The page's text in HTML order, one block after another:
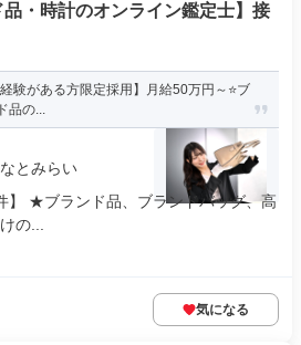
・時計のオンライン鑑定士】接
験がある方限定採用】月給50万円～⭐ブ
品の...
とみらい
】 ★ブランド品、ブランドバッグ、高
の...
気になる